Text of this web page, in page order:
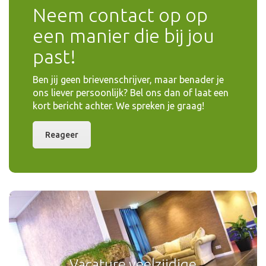
Neem contact op op
een manier die bij jou
past!
Ben jij geen brievenschrijver, maar benader je
ons liever persoonlijk? Bel ons dan of laat een
kort bericht achter. We spreken je graag!
Reageer
Veelzijdige verkoper gezocht!
Wij zoeken een veelzijdige verkoper!
Wil jij een afwisselende baan in de vloerenbranche?